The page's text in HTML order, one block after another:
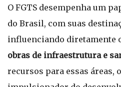
O FGTS desempenha um
do Brasil, com suas
influenciando diretamente
obras de infraestrutura e
recursos para essas áreas,